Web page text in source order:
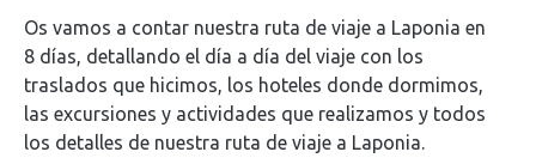
Os vamos a contar nuestra ruta de viaje a Laponia en
8 días, detallando el día a día del viaje con los
traslados que hicimos, los hoteles donde dormimos,
las excursiones y actividades que realizamos y todos
los detalles de nuestra ruta de viaje a Laponia.